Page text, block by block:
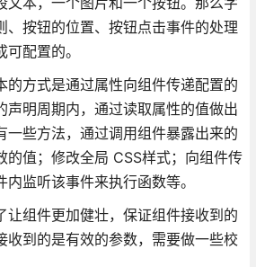
、按钮的位置、按钮点击事件的处理
配置的。
的方式是通过属性向组件传递配置的
声明周期内，通过读取属性的值做出
一些方法，通过调用组件暴露出来的
的值；修改全局 CSS样式；向组件传
监听该事件来执行函数等。
让组件更加健壮，保证组件接收到的
收到的是有效的参数，需要做一些校